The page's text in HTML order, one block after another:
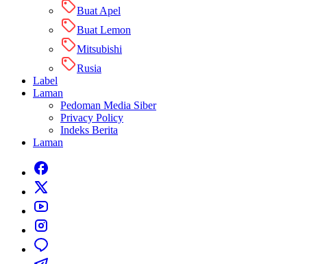
Buat Apel
Buat Lemon
Mitsubishi
Rusia
Label
Laman
Pedoman Media Siber
Privacy Policy
Indeks Berita
Laman